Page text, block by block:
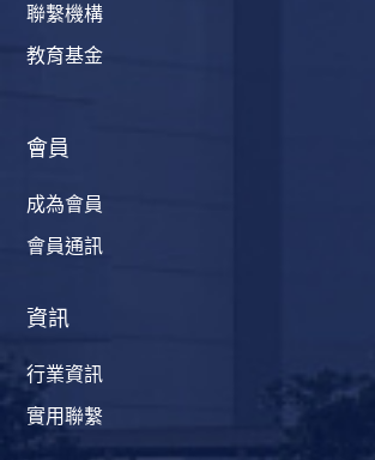
聯繫機構
教育基金
會員
成為會員
會員通訊
資訊
行業資訊
實用聯繫